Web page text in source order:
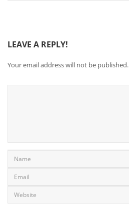
LEAVE A REPLY!
Your email address will not be published.